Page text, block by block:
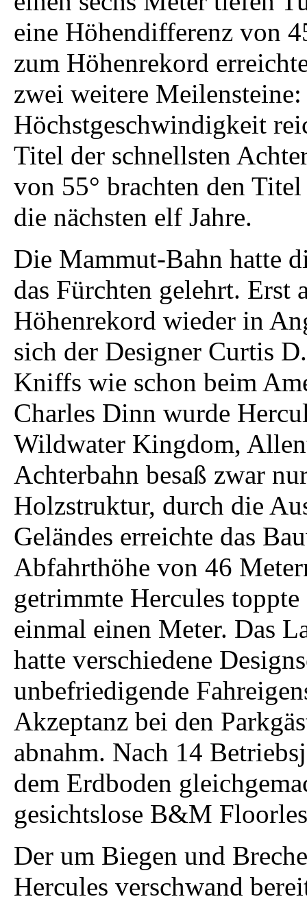
eine Höhendifferenz von
zum Höhenrekord
zwei weitere
Höchstgeschwindigkeit
Titel der schnellsten
von 55° brachten den
die nächsten elf Jahre.
Die Mammut-Bahn hatte
das Fürchten gelehrt. Erst
Höhenrekord wieder in
sich der Designer Curtis
Kniffs wie schon beim
Charles Dinn wurde
Wildwater Kingdom,
Achterbahn besaß zwar
Holzstruktur, durch die
Geländes erreichte das
Abfahrthöhe von 46
getrimmte Hercules
einmal einen Meter. Das
hatte verschiedene
unbefriedigende
Akzeptanz bei den
abnahm. Nach 14
dem Erdboden
gesichtslose B&M
Der um Biegen und
Hercules verschwand